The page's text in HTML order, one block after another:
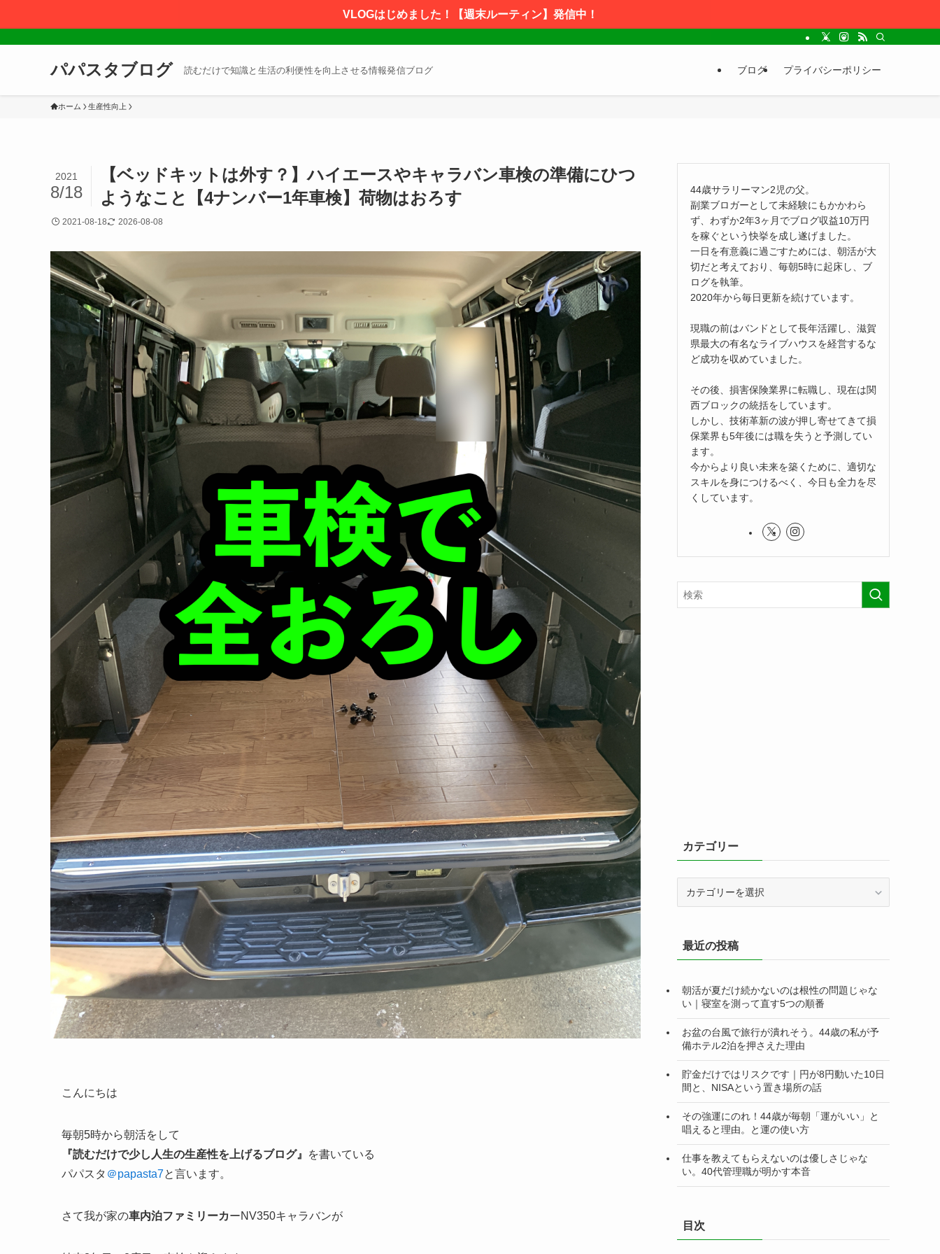
VLOGはじめました！【週末ルーティン】発信中！
パパスタブログ 読むだけで知識と生活の利便性を向上させる情報発信ブログ ブログ プライバシーポリシー
ホーム 生産性向上
【ベッドキットは外す？】ハイエースやキャラバン車検の準備にひつ
ようなこと【4ナンバー1年車検】荷物はおろす
2021
8/18
2021-08-18 2026-08-08
こんにちは
毎朝5時から朝活をして
『読むだけで少し人生の生産性を上げるブログ』
を書いている
パパスタ ＠papasta7と言います。
さて我が家の車内泊ファミリーカーNV350キャラバンが
44歳サラリーマン2児の父。
副業ブロガーとして未経験にもかかわら
ず、わずか2年3ヶ月でブログ収益10万円
を稼ぐという快挙を成し遂げました。
一日を有意義に過ごすためには、朝活が大
切だと考えており、毎朝5時に起床し、ブ
ログを執筆。
2020年から毎日更新を続けています。
現職の前はバンドとして長年活躍し、滋賀
県最大の有名なライブハウスを経営するな
ど成功を収めていました。
その後、損害保険業界に転職し、現在は関
西ブロックの統括をしています。
しかし、技術革新の波が押し寄せてきて損
保業界も5年後には職を失うと予測してい
ます。
今からより良い未来を築くために、適切な
スキルを身につけるべく、今日も全力を尽
くしています。
カテゴリー
ー最近の投稿
朝活が夏だけ続かないのは根性の問題じゃな
い｜寝室を測って直す5つの順番
お盆の台風で旅行が潰れそう。44歳の私が予
備ホテル2泊を押さえた理由
貯金だけではリスクです｜円が8円動いた10日
間と、NISAという置き場所の話
その強運にのれ！44歳が毎朝「運がいい」と
唱えると理由。と運の使い方
仕事を教えてもらえないのは優しさじゃな
い。40代管理職が明かす本音
目次